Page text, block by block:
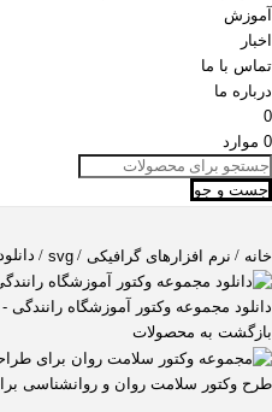
آموزش
اخبار
تماس با ما
درباره ما
0
0 موارد
جست و جو
خانه / نرم افزارهای گرافیکی /
svg
/
دانلود مجموعه وکتور آموزشگاه
بازگشت به محصولات
طرح وکتور سلامت روان و روانشناسی برای طراحان